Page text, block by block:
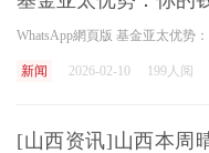
新闻 2026-02-10 199人阅
[山西资讯]山西本周